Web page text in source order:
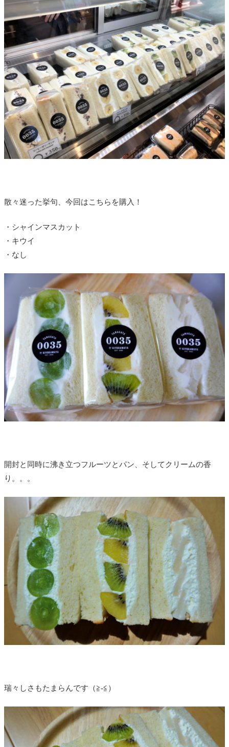
散々迷った挙句、今回はこちらを購入！
・シャインマスカット
・キウイ
・なし
開封と同時に沸き立つフルーツとパン、そしてクリームの香
り。。。
瑞々しさもたまらんです（≧-≦）